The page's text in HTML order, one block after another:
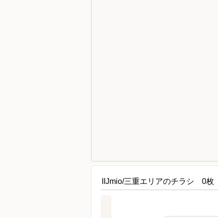
IIJmio/三重エリアのチラシ 0枚